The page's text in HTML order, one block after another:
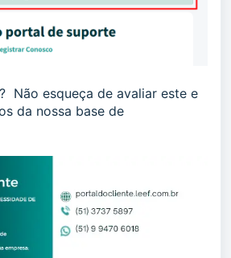
Não esqueça de avaliar este e
da nossa base de